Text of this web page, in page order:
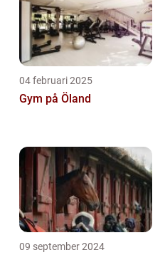
04 februari 2025
Gym på Öland
09 september 2024